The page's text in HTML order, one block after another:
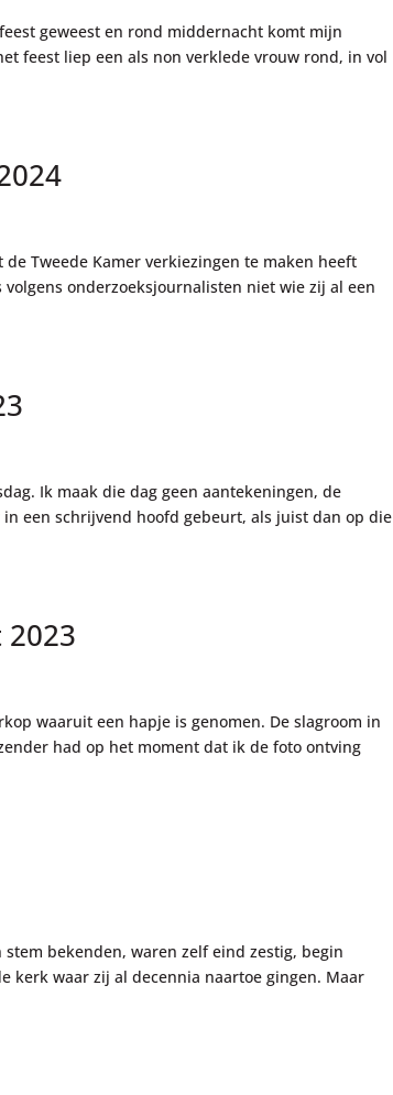
geweest en rond middernacht komt mijn
feest liep een als non verklede vrouw rond, in vol
Tweede Kamer verkiezingen te maken heeft
volgens onderzoeksjournalisten niet wie zij al een
Ik maak die dag geen aantekeningen, de
een schrijvend hoofd gebeurt, als juist dan op die
waaruit een hapje is genomen. De slagroom in
had op het moment dat ik de foto ontving
bekenden, waren zelf eind zestig, begin
kerk waar zij al decennia naartoe gingen. Maar